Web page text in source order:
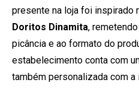
presente na loja foi inspirado
Doritos Dinamita,
picância e ao formato do
estabelecimento conta com
também personalizada com a